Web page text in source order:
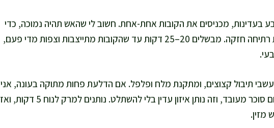
בעדינות, מכניסים את הקובות אחת-אחת. חשוב לי שהאש תהיה נמוכה, כדי
שהקובות לא יתפרקו מתנועת רתיחה חזקה. מבשלים 20–25 דקות עד שהקובות מתייצבות וצפות מדי פעם,
עשבי תיבול קצוצים, ומתקנת מלח ופלפל. אם הדלעת פחות מתוקה בעונה, אני
מוסיפה כף סילאן טבעי במקום סוכר מעובד, וזה נותן איזון עדין בלי להשתלט. נותנים למרק לנוח 5 דקות, ואז
מזין.